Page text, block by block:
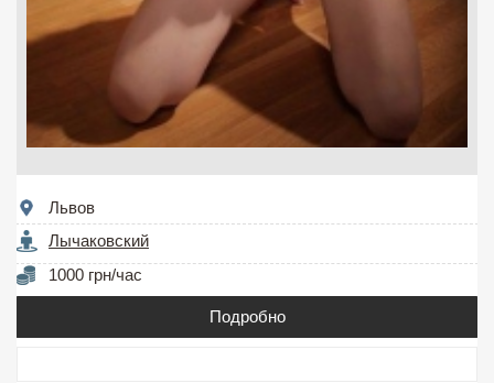
Львов
Лычаковский
1000 грн/час
Подробно